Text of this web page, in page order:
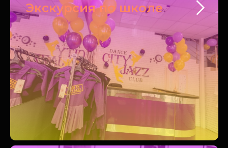
Экскурсия по школе